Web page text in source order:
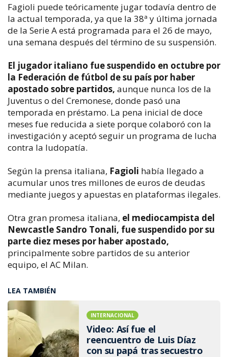
Fagioli puede teóricamente jugar todavía dentro de
la actual temporada, ya que la 38ª y última jornada
de la Serie A está programada para el 26 de mayo,
una semana después del término de su suspensión.
El jugador italiano fue suspendido en octubre por
la Federación de fútbol de su país por haber
apostado sobre partidos, aunque nunca los de la
Juventus o del Cremonese, donde pasó una
temporada en préstamo. La pena inicial de doce
meses fue reducida a siete porque colaboró con la
investigación y aceptó seguir un programa de lucha
contra la ludopatía.
Según la prensa italiana, Fagioli había llegado a
acumular unos tres millones de euros de deudas
mediante juegos y apuestas en plataformas ilegales.
Otra gran promesa italiana, el mediocampista del
Newcastle Sandro Tonali, fue suspendido por su
parte diez meses por haber apostado,
principalmente sobre partidos de su anterior
equipo, el AC Milan.
LEA TAMBIÉN
INTERNACIONAL
Video: Así fue el
reencuentro de Luis Díaz
con su papá tras secuestro